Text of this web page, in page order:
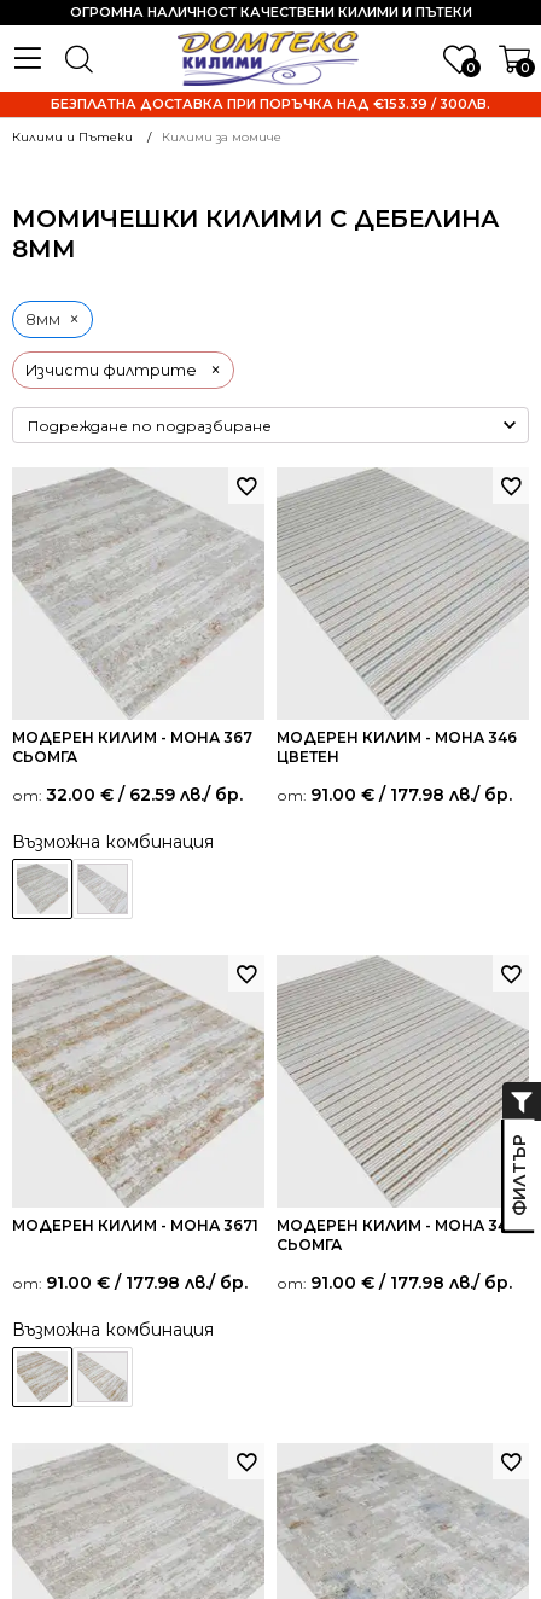
0 0
ОГРОМНА НАЛИЧНОСТ КАЧЕСТВЕНИ КИЛИМИ И ПЪТЕКИ
БЕЗПЛАТНА ДОСТАВКА ПРИ ПОРЪЧКА НАД €153.39 / 300ЛВ.
Килими и Пътеки Килими за момиче
МОМИЧЕШКИ КИЛИМИ С ДЕБЕЛИНА
8ММ
Изчисти филтрите ×
8мм ×
МОДЕРЕН КИЛИМ - МОНА 367
СЬОМГА
от: 32.00 € / 62.59 лв./ бр.
Възможна комбинация
МОДЕРЕН КИЛИМ - МОНА 346
ЦВЕТЕН
от: 91.00 € / 177.98 лв./ бр.
МОДЕРЕН КИЛИМ - МОНА 3671
от: 91.00 € / 177.98 лв./ бр.
Възможна комбинация
МОДЕРЕН КИЛИМ - МОНА 346
СЬОМГА
от: 91.00 € / 177.98 лв./ бр.